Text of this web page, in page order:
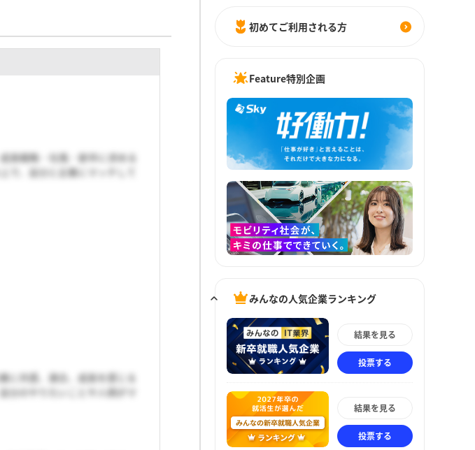
長戦略・社風・新卒に求める
で、自分と企業にマッチして
に共感、適合、成長を感じる
分のやりたいことや人柄がマ
初めてご利用される方
Feature特別企画
みんなの人気企業ランキング
結果を見る
投票する
結果を見る
投票する